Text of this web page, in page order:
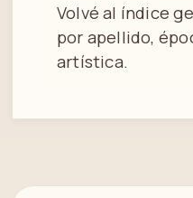
Volvé al índice
por apellido,
artística.